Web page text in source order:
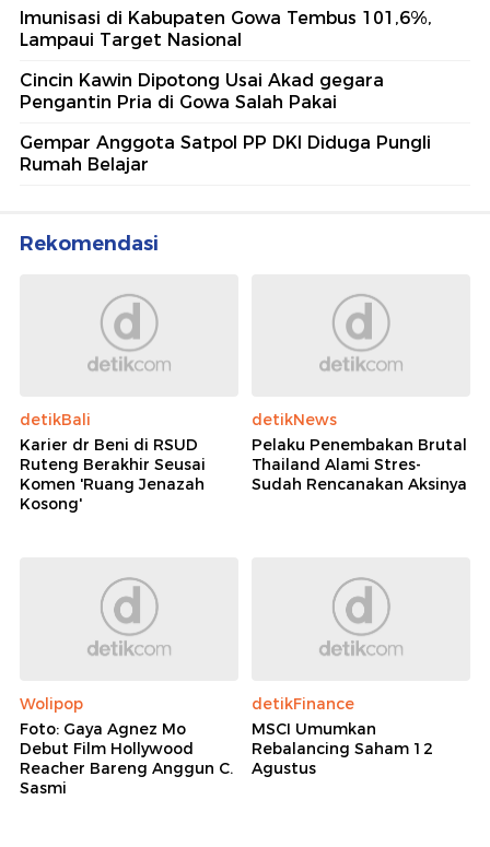
Imunisasi di Kabupaten Gowa Tembus 101,6%,
Lampaui Target Nasional
Cincin Kawin Dipotong Usai Akad gegara
Pengantin Pria di Gowa Salah Pakai
Gempar Anggota Satpol PP DKI Diduga Pungli
Rumah Belajar
Rekomendasi
detikBali
Karier dr Beni di RSUD
Ruteng Berakhir Seusai
Komen 'Ruang Jenazah
Kosong'
detikNews
Pelaku Penembakan Brutal
Thailand Alami Stres-
Sudah Rencanakan Aksinya
Wolipop
Foto: Gaya Agnez Mo
Debut Film Hollywood
Reacher Bareng Anggun C.
Sasmi
detikFinance
MSCI Umumkan
Rebalancing Saham 12
Agustus